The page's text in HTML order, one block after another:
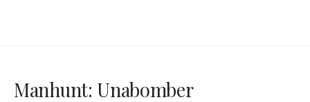
Manhunt: Unabomber